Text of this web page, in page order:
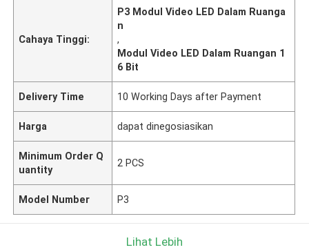
Cahaya Tinggi:
P3 Modul Video LED Dalam Ruanga
n
,
Modul Video LED Dalam Ruangan 1
6 Bit
Delivery Time 10 Working Days after Payment
Harga dapat dinegosiasikan
Minimum Order Q
uantity
2 PCS
Model Number P3
Lihat Lebih